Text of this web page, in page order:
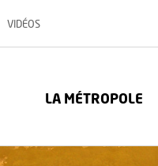
VIDÉOS, OUVRE UNE NOUVELLE
Retour à l'accueil
LA MÉTROPOLE